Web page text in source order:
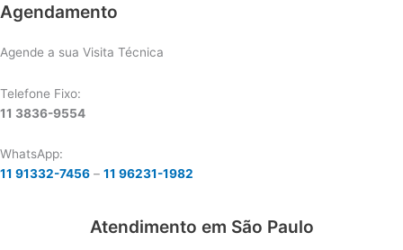
Agendamento
Agende a sua Visita Técnica
Telefone Fixo:
11 3836-9554
WhatsApp:
11 91332-7456 – 11 96231-1982
Atendimento em São Paulo